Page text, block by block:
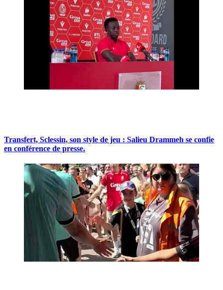
Transfert, Sclessin, son style de jeu : Salieu Drammeh se confie
en conférence de presse.